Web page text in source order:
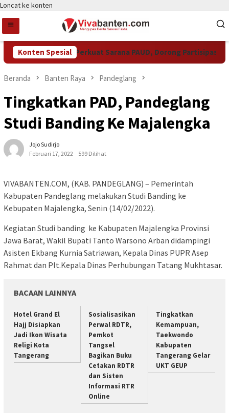
Loncat ke konten
Konten Spesial
Pemkot Tangsel Perkuat Sarana PAUD, Dorong Partisipasi
Beranda Banten Raya Pandeglang
Tingkatkan PAD, Pandeglang
Studi Banding Ke Majalengka
Jojo Sudirjo
Februari 17, 2022
599 Dilihat
VIVABANTEN.COM, (KAB. PANDEGLANG) – Pemerintah
Kabupaten Pandeglang melakukan Studi Banding ke
Kebupaten Majalengka, Senin (14/02/2022).
Kegiatan Studi banding ke Kabupaten Majalengka Provinsi
Jawa Barat, Wakil Bupati Tanto Warsono Arban didampingi
Asisten Ekbang Kurnia Satriawan, Kepala Dinas PUPR Asep
Rahmat dan Plt.Kepala Dinas Perhubungan Tatang Mukhtasar.
BACAAN LAINNYA
Hotel Grand El
Hajj Disiapkan
Jadi Ikon Wisata
Religi Kota
Tangerang
Sosialisasikan
Perwal RDTR,
Pemkot
Tangsel
Bagikan Buku
Cetakan RDTR
dan Sisten
Informasi RTR
Online
Tingkatkan
Kemampuan,
Taekwondo
Kabupaten
Tangerang Gelar
UKT GEUP